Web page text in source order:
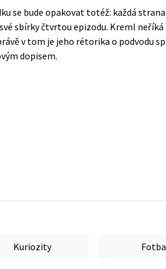
se bude opakovat totéž: každá
sbírky čtvrtou epizodu. Kreml neříká
v tom je jeho rétorika o podvodu
dopisem.
Kuriozity